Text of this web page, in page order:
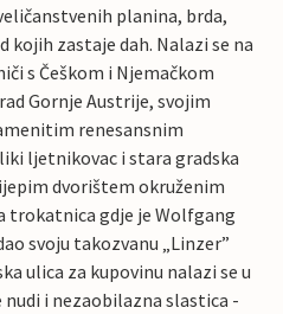
planina, brda,
kojih zastaje dah. Nalazi se na
s Češkom i Njemačkom
Gornje Austrije, svojim
renesansnim
ljetnikovac i stara gradska
dvorištem okruženim
trokatnica gdje je Wolfgang
svoju takozvanu „Linzer”
ulica za kupovinu nalazi se u
nudi i nezaobilazna slastica -